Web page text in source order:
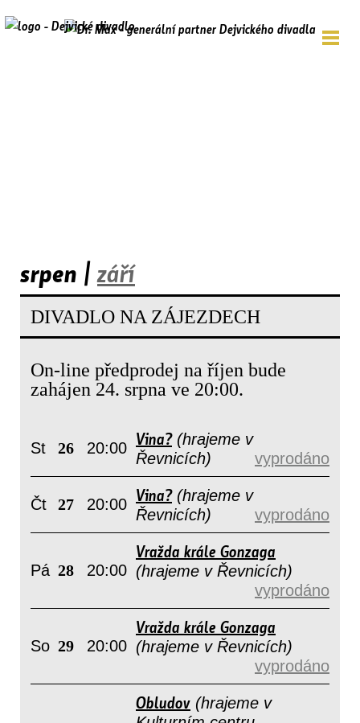
srpen |září
DIVADLO NA ZÁJEZDECH
On-line předprodej na říjen bude
zahájen 24. srpna ve 20:00.
St 26 20:00 Vina? (hrajeme v
Řevnicích)
vyprodáno
Čt 27 20:00 Vina? (hrajeme v
Řevnicích)
vyprodáno
Pá 28 20:00
Vražda krále Gonzaga
(hrajeme v Řevnicích)
vyprodáno
So 29 20:00
Vražda krále Gonzaga
(hrajeme v Řevnicích)
vyprodáno
Obludov (hrajeme v